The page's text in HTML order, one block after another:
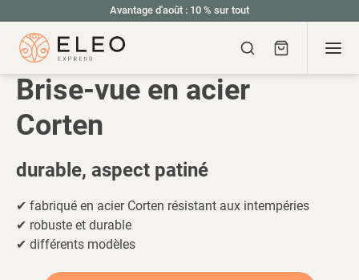
contenu
Avantage d'août : 10 % sur tout
Recherche
Brise-vue en acier
Corten
durable, aspect patiné
✔ fabriqué en acier Corten résistant aux intempéries
✔ robuste et durable
✔ différents modèles